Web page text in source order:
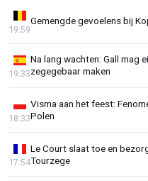
Gemengde gevoelens bij
19:59
Na lang wachten: Gall mag
zegegebaar maken
19:33
Visma aan het feest:
Polen
18:33
Le Court slaat toe en
Tourzege
17:54